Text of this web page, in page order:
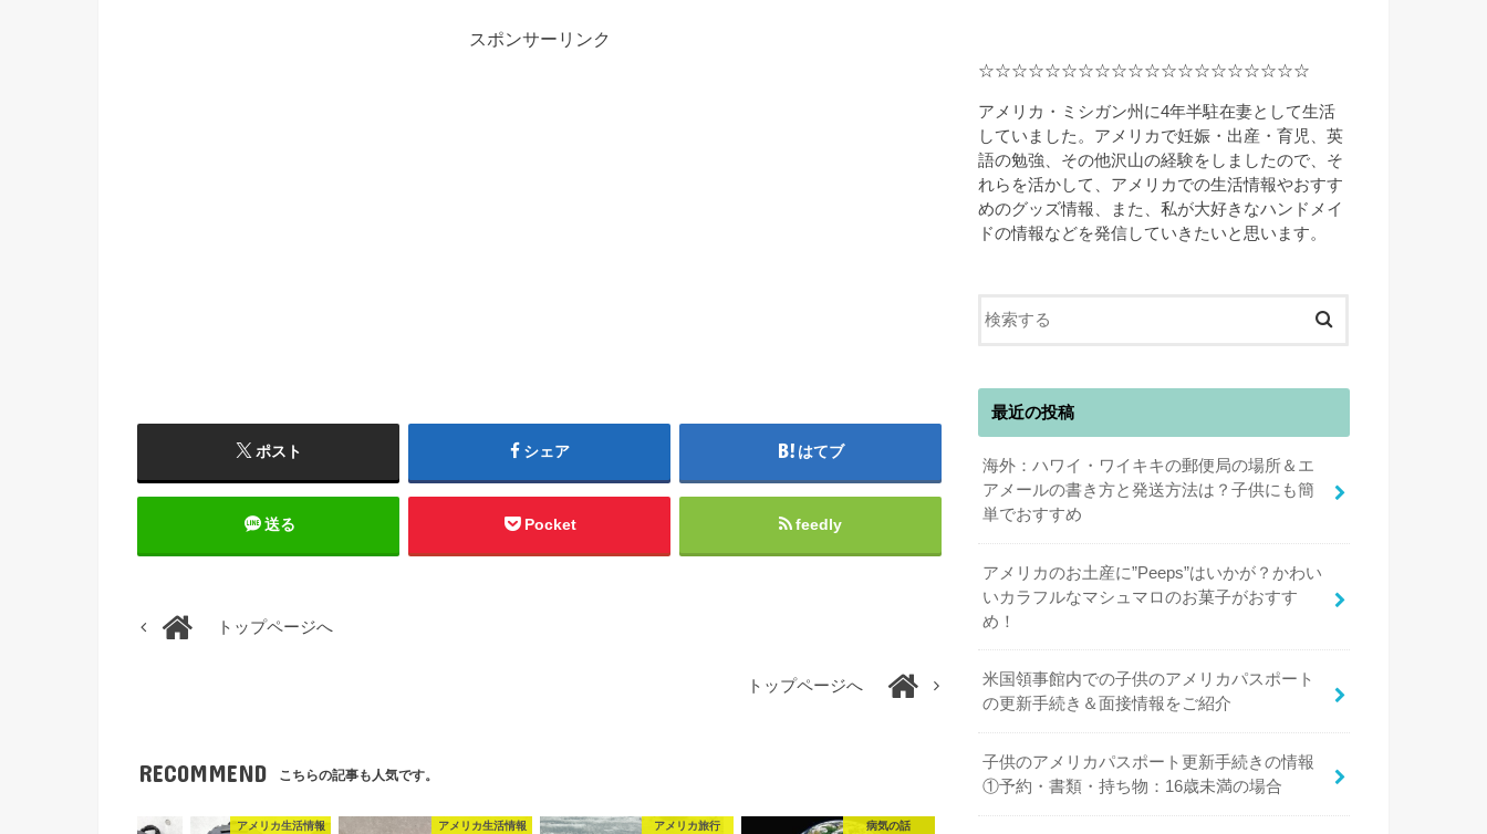
スポンサーリンク
ポスト シェア はてブ
送る Pocket feedly
トップページへ
トップページへ
RECOMMEND こちらの記事も人気です。
アメリカ生活情報 アメリカ生活情報 アメリカ旅行 病気の話
☆☆☆☆☆☆☆☆☆☆☆☆☆☆☆☆☆☆☆☆
アメリカ・ミシガン州に4年半駐在妻として生活
していました。アメリカで妊娠・出産・育児、英
語の勉強、その他沢山の経験をしましたので、そ
れらを活かして、アメリカでの生活情報やおすす
めのグッズ情報、また、私が大好きなハンドメイ
ドの情報などを発信していきたいと思います。
最近の投稿
海外：ハワイ・ワイキキの郵便局の場所＆エ
アメールの書き方と発送方法は？子供にも簡
単でおすすめ
アメリカのお土産に”Peeps”はいかが？かわい
いカラフルなマシュマロのお菓子がおすす
め！
米国領事館内での子供のアメリカパスポート
の更新手続き＆面接情報をご紹介
子供のアメリカパスポート更新手続きの情報
①予約・書類・持ち物：16歳未満の場合